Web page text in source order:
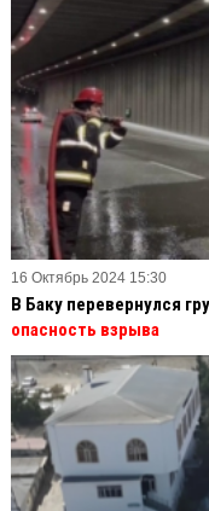
16 Октябрь 2024 15:30
В Баку перевернулся
опасность взрыва